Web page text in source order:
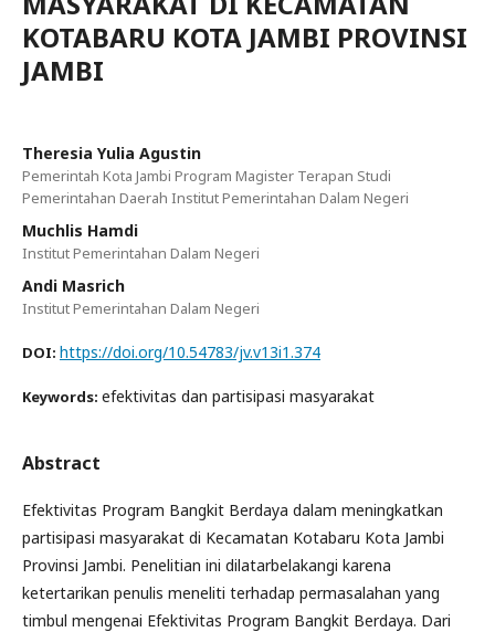
KOTABARU KOTA JAMBI PROVINSI
JAMBI
Theresia Yulia Agustin
Pemerintah Kota Jambi Program Magister Terapan Studi
Pemerintahan Daerah Institut Pemerintahan Dalam Negeri
Muchlis Hamdi
Institut Pemerintahan Dalam Negeri
Andi Masrich
Institut Pemerintahan Dalam Negeri
DOI: https://doi.org/10.54783/jv.v13i1.374
Keywords: efektivitas dan partisipasi masyarakat
Abstract
Efektivitas Program Bangkit Berdaya dalam meningkatkan
partisipasi masyarakat di Kecamatan Kotabaru Kota Jambi
Provinsi Jambi. Penelitian ini dilatarbelakangi karena
ketertarikan penulis meneliti terhadap permasalahan yang
timbul mengenai Efektivitas Program Bangkit Berdaya. Dari